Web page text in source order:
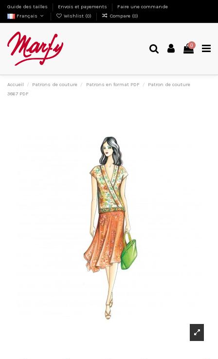
Guide des tailles Envois et payements
Faire une commande
Français
Wishlist (0) Compare (0)
0
Accueil Patrons de couture Patrons en format PDF
Patron de couture
3867 PDF